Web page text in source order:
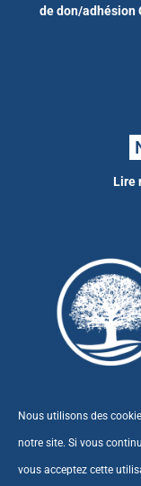
de don/adhésion
Lire
Nous utilisons des
notre site. Si vous
vous acceptez cette